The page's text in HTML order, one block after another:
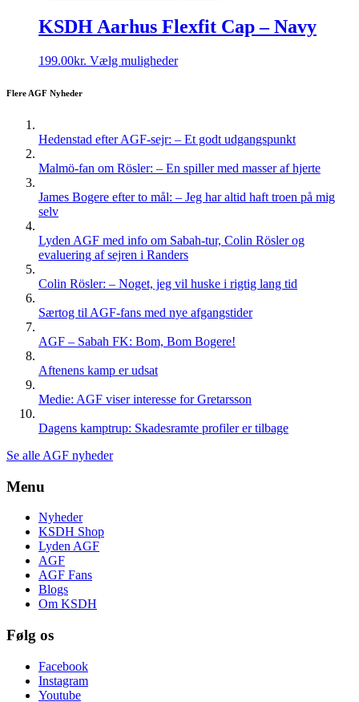
varianter.
Mulighederne
vælges
KSDH Aarhus Flexfit Cap – Navy
199.00kr. Vælg mulighederDette
Mulighederne
kan
vælges
på
varesiden
Flere AGF Nyheder
Hedenstad efter AGF-sejr: – Et godt udgangspunkt
Malmö-fan om Rösler: – En spiller med masser af hjerte
James Bogere efter to mål: – Jeg har altid haft troen på mig
selv
Lyden AGF med info om Sabah-tur, Colin Rösler og
evaluering af sejren i Randers
Colin Rösler: – Noget, jeg vil huske i rigtig lang tid
Særtog til AGF-fans med nye afgangstider
AGF – Sabah FK: Bom, Bom Bogere!
Aftenens kamp er udsat
Medie: AGF viser interesse for Gretarsson
Dagens kamptrup: Skadesramte profiler er tilbage
Se alle AGF nyheder
Menu
Nyheder
KSDH Shop
Lyden AGF
AGF
AGF Fans
Blogs
Om KSDH
Følg os
Facebook
Instagram
Youtube